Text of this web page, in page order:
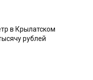
в Крылатском
рублей